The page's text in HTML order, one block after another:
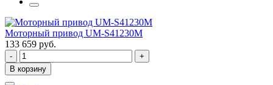
Моторный привод UM-S41230M
133 659 руб.
-
+
В корзину